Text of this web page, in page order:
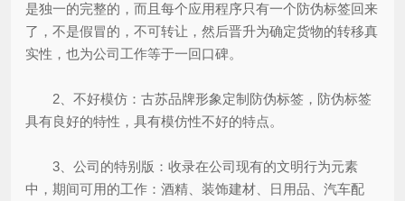
是独一的完整的，而且每个应用程序只有一个防伪标签回来
了，不是假冒的，不可转让，然后晋升为确定货物的转移真
实性，也为公司工作等于一回口碑。
2、不好模仿：古苏品牌形象定制防伪标签，防伪标签
具有良好的特性，具有模仿性不好的特点。
3、公司的特别版：收录在公司现有的文明行为元素
中，期间可用的工作：酒精、装饰建材、日用品、汽车配